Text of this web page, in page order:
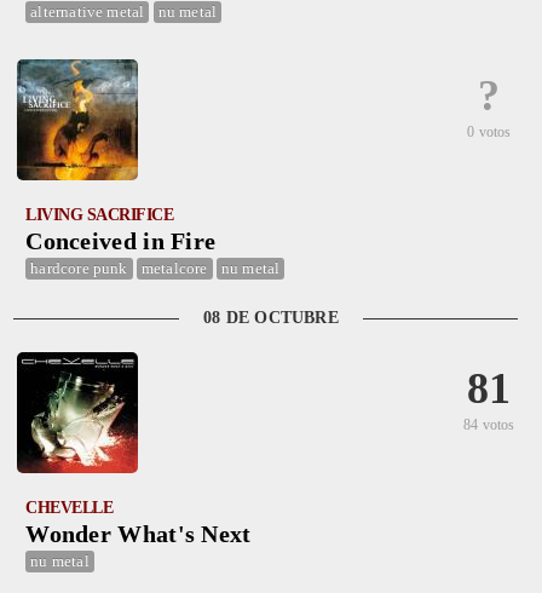
alternative metal nu metal
?
0 votos
LIVING SACRIFICE
Conceived in Fire
hardcore punk metalcore nu metal
08 DE OCTUBRE
81
84 votos
CHEVELLE
Wonder What's Next
nu metal